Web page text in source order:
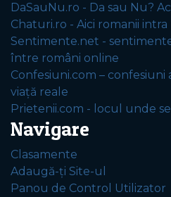
DaSauNu.ro - Da sau Nu?
Chaturi.ro - Aici romanii
Sentimente.net -
între români online
Confesiuni.com – confesiuni
viață reale
Prietenii.com - locul unde
Navigare
Clasamente
Adaugă-ți Site-ul
Panou de Control Utilizator